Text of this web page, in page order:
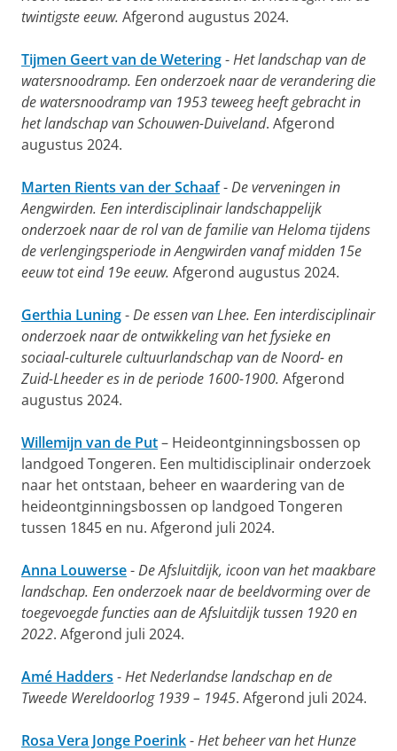
twintigste eeuw. Afgerond augustus 2024.
Tijmen Geert van de Wetering-Het landschap van de
watersnoodramp. Een onderzoek naar de verandering die
de watersnoodramp van 1953 teweeg heeft gebracht in
het landschap van Schouwen-Duiveland. Afgerond
augustus 2024.
Marten Rients van der Schaaf-De verveningen in
Aengwirden. Een interdisciplinair landschappelijk
onderzoek naar de rol van de familie van Heloma tijdens
de verlengingsperiode in Aengwirden vanaf midden 15e
eeuw tot eind 19e eeuw. Afgerond augustus 2024.
Gerthia Luning-De essen van Lhee. Een interdisciplinair
onderzoek naar de ontwikkeling van het fysieke en
sociaal-culturele cultuurlandschap van de Noord- en
Zuid-Lheeder es in de periode 1600-1900. Afgerond
augustus 2024.
Willemijn van de Put– Heideontginningsbossen op
landgoed Tongeren. Een multidisciplinair onderzoek
naar het ontstaan, beheer en waardering van de
heideontginningsbossen op landgoed Tongeren
tussen 1845 en nu. Afgerond juli 2024.
Anna Louwerse-De Afsluitdijk, icoon van het maakbare
landschap. Een onderzoek naar de beeldvorming over de
toegevoegde functies aan de Afsluitdijk tussen 1920 en
2022. Afgerond juli 2024.
Amé Hadders -Het Nederlandse landschap en de
Tweede Wereldoorlog 1939 – 1945. Afgerond juli 2024.
Rosa Vera Jonge Poerink-Het beheer van het Hunze